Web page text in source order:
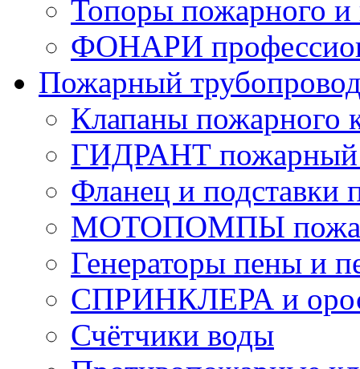
Топоры пожарного и
ФОНАРИ
Пожарный
Клапаны пожарного
ГИДРАНТ пожарный
Фланец и подставки
МОТОПОМПЫ
Генераторы пены и
СПРИНКЛЕРА и
Счётчики воды